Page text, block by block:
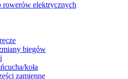
rowerów elektrycznych
biegów
koła
zamienne